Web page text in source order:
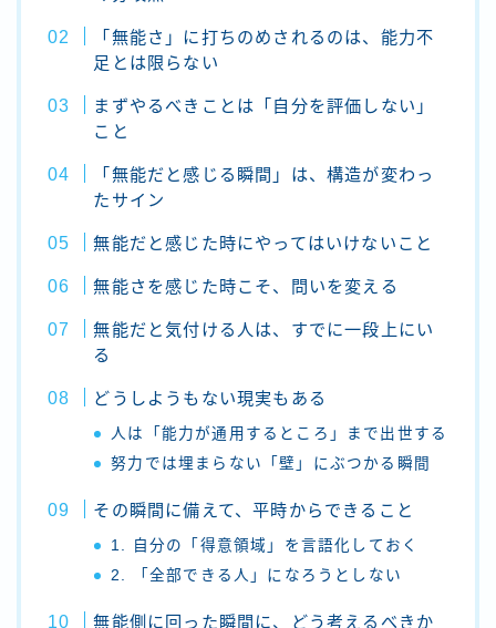
「無能さ」に打ちのめされるのは、能力不
足とは限らない
まずやるべきことは「自分を評価しない」
こと
「無能だと感じる瞬間」は、構造が変わっ
たサイン
無能だと感じた時にやってはいけないこと
無能さを感じた時こそ、問いを変える
無能だと気付ける人は、すでに一段上にい
る
どうしようもない現実もある
人は「能力が通用するところ」まで出世する
努力では埋まらない「壁」にぶつかる瞬間
その瞬間に備えて、平時からできること
1. 自分の「得意領域」を言語化しておく
2. 「全部できる人」になろうとしない
無能側に回った瞬間に、どう考えるべきか